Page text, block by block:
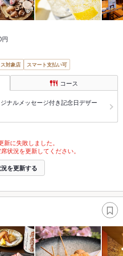
円
対象店 スマート支払い可
コース
ナルメッセージ付き記念日デザー
新に失敗しました。
状況を更新してください。
を更新する